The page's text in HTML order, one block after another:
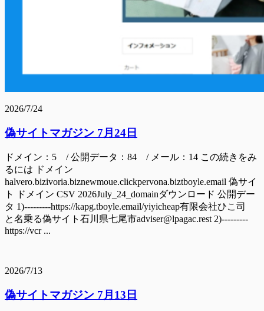
2026/7/24
偽サイトマガジン 7月24日
ドメイン：5 / 公開データ：84 / メール：14 この続きをみ
るには ドメイン
halvero.bizivoria.biznewmoue.clickpervona.biztboyle.email 偽サイ
ト ドメイン CSV 2026July_24_domainダウンロード 公開デー
タ 1)---------https://kapg.tboyle.email/yiyicheap有限会社ひこ司
と名乗る偽サイト石川県七尾市adviser@lpagac.rest 2)---------
https://vcr ...
2026/7/13
偽サイトマガジン 7月13日